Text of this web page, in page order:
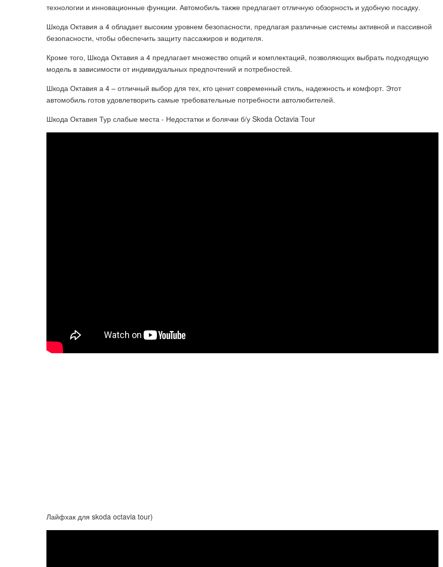
технологии и инновационные функции. Автомобиль также предлагает отличную обзорность и удобную посадку.
Шкода Октавия а 4 обладает высоким уровнем безопасности, предлагая различные системы активной и пассивной
безопасности, чтобы обеспечить защиту пассажиров и водителя.
Кроме того, Шкода Октавия а 4 предлагает множество опций и комплектаций, позволяющих выбрать подходящую
модель в зависимости от индивидуальных предпочтений и потребностей.
Шкода Октавия а 4 – отличный выбор для тех, кто ценит современный стиль, надежность и комфорт. Этот
автомобиль готов удовлетворить самые требовательные потребности автолюбителей.
Шкода Октавия Тур слабые места - Недостатки и болячки б/у Skoda Octavia Tour
Лайфхак для skoda octavia tour)